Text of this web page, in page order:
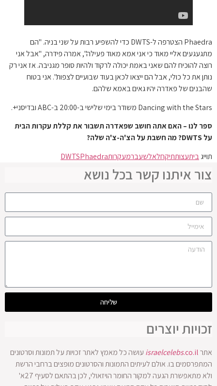
Phaedra הצטרפה ל-DWTS כדי להשפיע רבות על שני בניה. "הם
מתגעגעים אליי מאוד כי אני אמא מאוד פעילה", אמרה פידרה, "אבל אני
רוצה להוכיח להם שאני באמת יכולה לרקוד ולהיות סופר מגניבה. אז אני רק
נותן את כל כולי, אבל הם ייצאו לכאן בעוד שבועיים לצפות". אני בטוח
שהבנים של פאדרה יהיו גאים באמא שלהם.
Dancing with the Stars משודר בימי שלישי ב-20:00 ב-ABC ובדיסני+.
ספר לנו – האם אתה חושב שפאדרה תשבור את קללת עקרות הבית
על DWTS? מה חשבת על הצ'ה-צ'ה שלה?
תוייגביתעצותתיקחלאלשעברמעקרות DWTSPhaedra
צור איתנו קשר בכל נושא
שליחה
זכויות יוצרים
אתר israelcelebs.co.il
עושה כל מאמץ לאתר זכויות על תמונות וסרטונים
המתפרסמים בו. אולם לעיתים התמונות והסרטונים מופצים ברחבי הרשת
ולא מתאפשרת הגעה למקור החומר הויזאולי, לכן בהתאם לסעיף 27א'